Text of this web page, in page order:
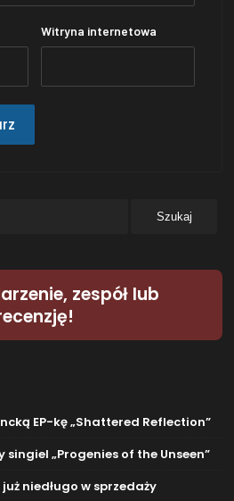
Witryna internetowa
zespół lub
EP-kę „Shattered Reflection”
singiel „Progenies of the Unseen”
niedługo w sprzedaży